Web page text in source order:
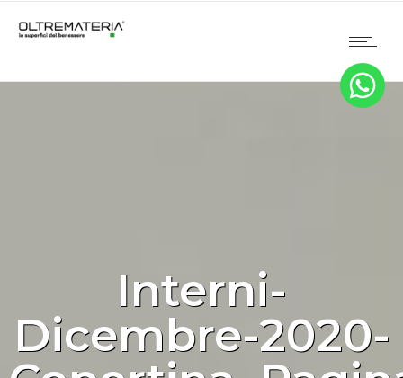
Interni-
Dicembre-2020-